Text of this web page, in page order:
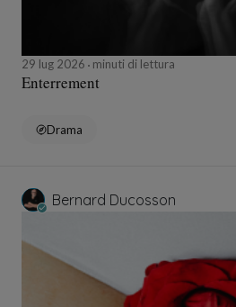
29 lug 2026 minuti di lettura
Enterrement
Drama
Bernard Ducosson